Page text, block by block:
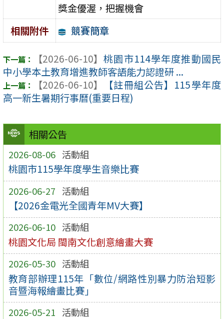
相關公告
2026-08-06 活動組
桃園市115學年度學生音樂比賽
2026-06-27 活動組
【2026金電光全國青年MV大賽】
2026-06-10 活動組
桃園文化局 閩南文化創意繪畫大賽
2026-05-30 活動組
教育部辦理115年「數位/網路性別暴力防治短影
音暨海報繪畫比賽」
2026-05-21 活動組
獎金優渥，把握機會
相關附件
競賽簡章
【2026-06-10】 桃園市114學年度推動國民
中小學本土教育增進教師客語能力認證研 ...
【2026-06-10】
【註冊組公告】115學年度
高一新生暑期行事曆(重要日程)